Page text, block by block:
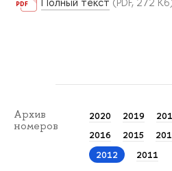
Архив
номеров
2020 2019
2016
2015
2012
2011